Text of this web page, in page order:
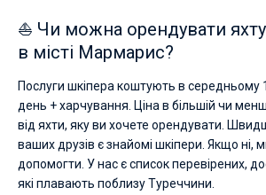
⛵ Чи можна орендувати
в місті Мармарис?
Послуги шкіпера коштують в середньому
день + харчування. Ціна в більшій чи
від яхти, яку ви хочете орендувати.
ваших друзів є знайомі шкіпери. Якщо ні,
допомогти. У нас є список перевірених,
які плавають поблизу Туреччини.